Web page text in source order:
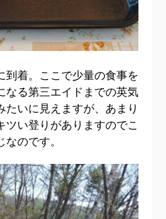
到着。ここで少量の食事を
なる第三エイドまでの英気
たいに見えますが、あまり
ツい登りがありますのでこ
のです。